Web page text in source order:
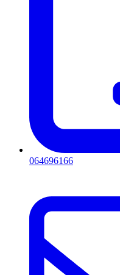
064696166